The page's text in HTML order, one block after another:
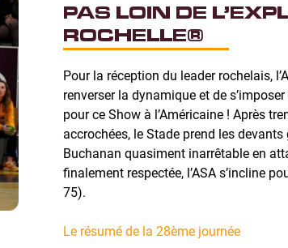
PAS LOIN DE
ROCHELLE
Pour la réception du leader rochelais,
renverser la dynamique et de
pour ce Show à l’Américaine ! Après
accrochées, le Stade prend les
Buchanan quasiment inarrêtable en
finalement respectée, l’ASA s’incline
75).
Le résumé de la 28ème journée